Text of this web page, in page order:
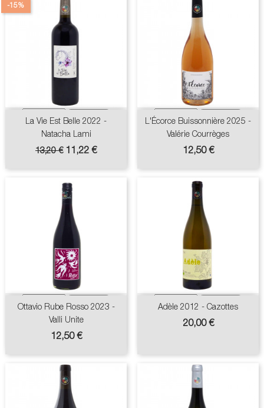
La Vie Est Belle 2022 -
Natacha Lami
Prix
base
13,20 €
-15%
Prix
11,22 €
L'Écorce Buissonnière 2025 -
Valérie Courrèges
Prix
12,50 €
Ottavio Rube Rosso 2023 -
Valli Unite
Prix
12,50 €
Adèle 2012 - Cazottes
Prix
20,00 €